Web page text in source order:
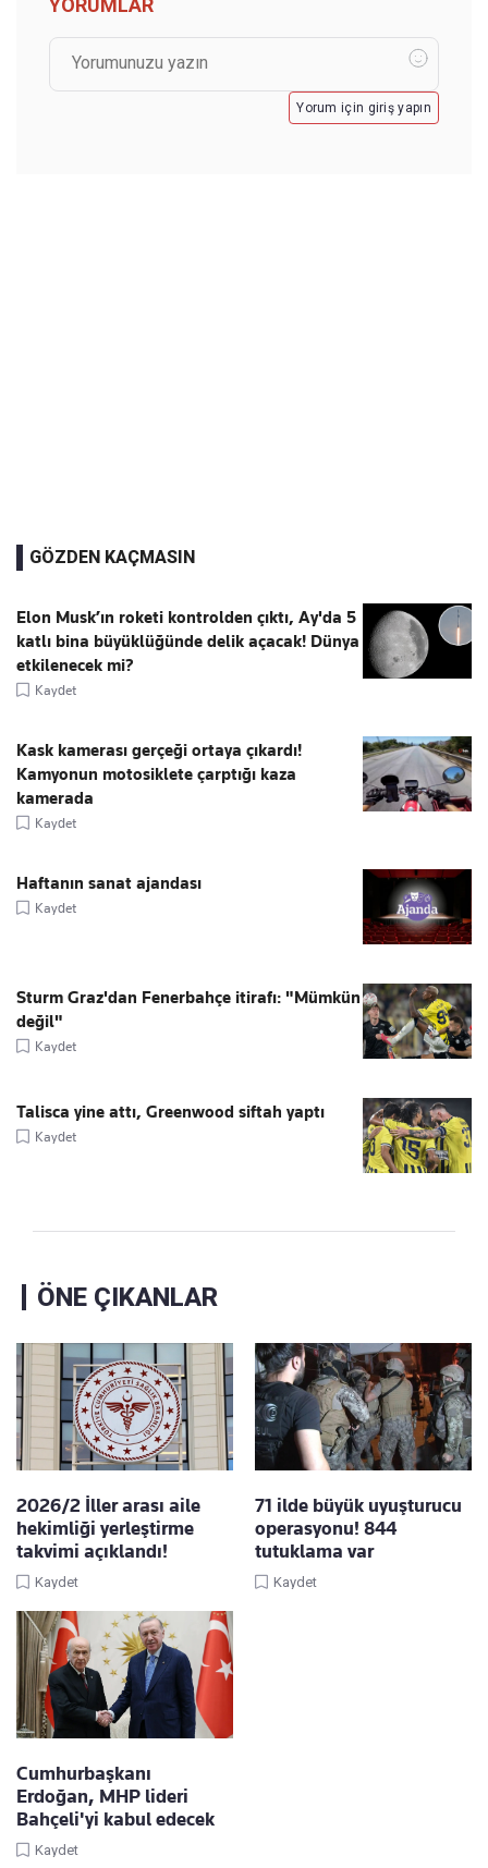
YORUMLAR
Yorum için giriş yapın
GÖZDEN KAÇMASIN
Elon Musk’ın roketi kontrolden çıktı, Ay'da 5
katlı bina büyüklüğünde delik açacak! Dünya
etkilenecek mi?
Kaydet
Kask kamerası gerçeği ortaya çıkardı!
Kamyonun motosiklete çarptığı kaza
kamerada
Kaydet
Haftanın sanat ajandası
Kaydet
Sturm Graz'dan Fenerbahçe itirafı: "Mümkün
değil"
Kaydet
Talisca yine attı, Greenwood siftah yaptı
Kaydet
ÖNE ÇIKANLAR
2026/2 İller arası aile
hekimliği yerleştirme
takvimi açıklandı!
Kaydet
71 ilde büyük uyuşturucu
operasyonu! 844
tutuklama var
Kaydet
Cumhurbaşkanı
Erdoğan, MHP lideri
Bahçeli'yi kabul edecek
Kaydet